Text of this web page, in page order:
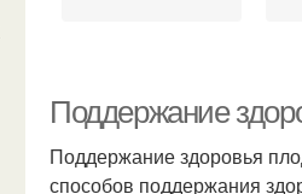
Поддержание
Поддержание здоровья
способов поддержания